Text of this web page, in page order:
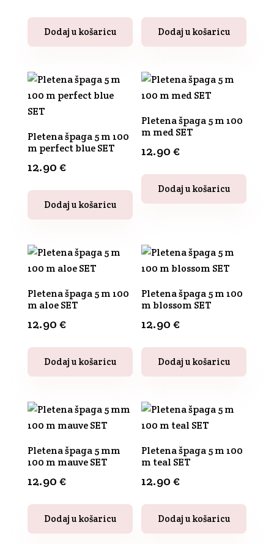
bila
je:
10.32 €.
Dodaj u košaricu Dodaj u košaricu
Pletena špaga 5 m 100
m perfect blue SET
12.90€
Dodaj u košaricu
Pletena špaga 5 m 100
m med SET
12.90€
Dodaj u košaricu
Pletena špaga 5 m 100
m aloe SET
12.90€
Dodaj u košaricu
Pletena špaga 5 m 100
m blossom SET
12.90€
Dodaj u košaricu
Pletena špaga 5 mm
100 m mauve SET
12.90€
Dodaj u košaricu
Pletena špaga 5 m 100
m teal SET
12.90€
Dodaj u košaricu